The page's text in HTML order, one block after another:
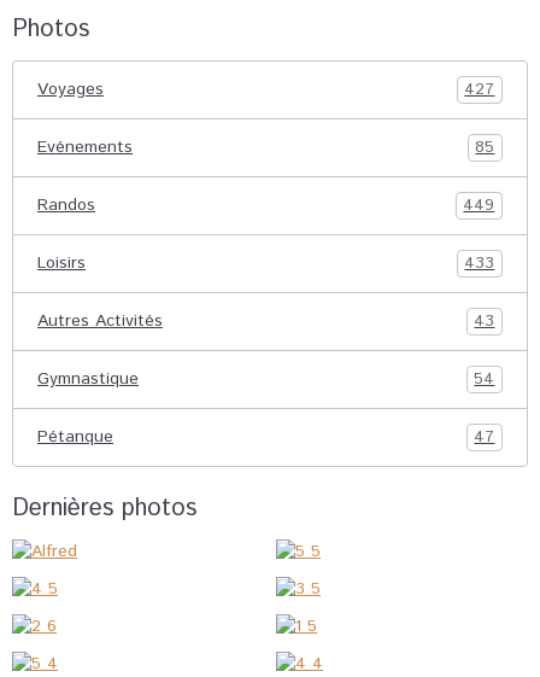
Photos
Voyages 427
Evénements 85
Randos 449
Loisirs 433
Autres Activités 43
Gymnastique 54
Pétanque 47
Dernières photos